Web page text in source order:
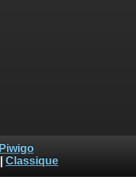
Piwigo
Classique